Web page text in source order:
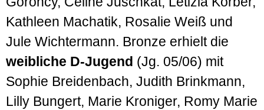
Kathleen Machatik, Rosalie Weiß und
Jule Wichtermann. Bronze erhielt die
weibliche D-Jugend (Jg. 05/06) mit
Sophie Breidenbach, Judith Brinkmann,
Lilly Bungert, Marie Kroniger, Romy Marie